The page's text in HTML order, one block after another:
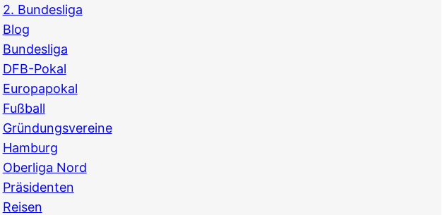
2. Bundesliga
Blog
Bundesliga
DFB-Pokal
Europapokal
Fußball
Gründungsvereine
Hamburg
Oberliga Nord
Präsidenten
Reisen